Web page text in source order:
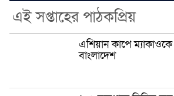
এই সপ্তাহের পাঠকপ্রিয়
এশিয়ান কাপে
বাংলাদেশ